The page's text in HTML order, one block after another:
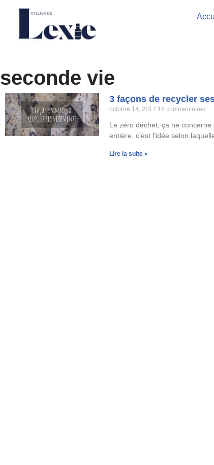
seconde vie
3 façons de recycler
octobre 14, 2017 16 commentaires
Le zéro déchet, ça ne concerne
entière, c’est l’idée selon
Lire la suite »